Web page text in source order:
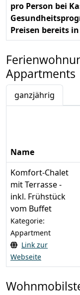
pro Person bei
Preisen bereits
Appartments
ganzjährig
Name
Komfort-Chalet
mit Terrasse -
inkl. Frühstück
vom Buffet
Kategorie:
Appartment
Link zur
Webseite